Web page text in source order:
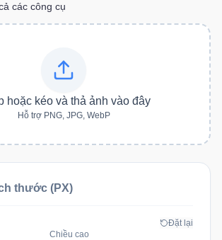
các công cụ
hoặc kéo và thả ảnh vào đây
Hỗ trợ PNG, JPG, WebP
thước (PX)
Đặt lại
Chiều cao